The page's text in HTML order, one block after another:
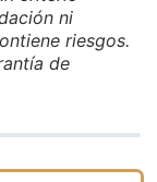
ni
riesgos.
de